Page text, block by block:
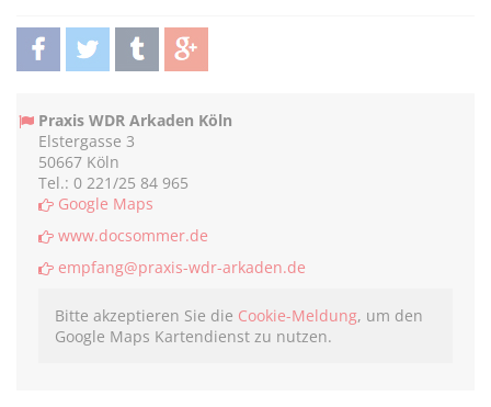
Praxis WDR Arkaden Köln
Elstergasse 3
50667 Köln
Tel.: 0 221/25 84 965
Google Maps
www.docsommer.de
empfang@praxis-wdr-arkaden.de
Bitte akzeptieren Sie die Cookie-Meldung, um den
Google Maps Kartendienst zu nutzen.